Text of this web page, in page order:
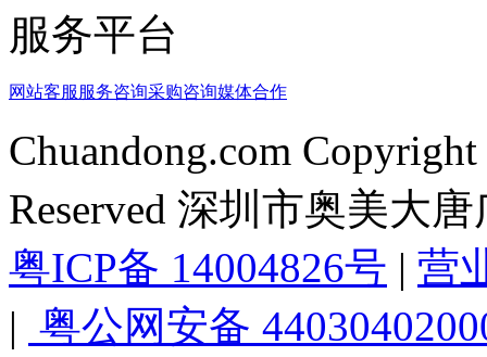
服务平台
网站客服 服务咨询采购咨询媒体合作
Chuandong.com
Reserved 深圳市奥美大
粤ICP备 14004826号 | 营
| 粤公网安备